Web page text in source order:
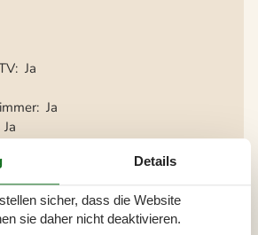
Ja
Ja
Ja
Details
sicher, dass die Website
sie daher nicht deaktivieren.